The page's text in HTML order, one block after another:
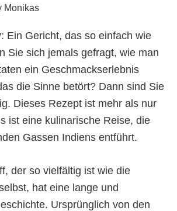
Monikas
: Ein Gericht, das so einfach wie
Sie sich jemals gefragt, wie man
ein Geschmackserlebnis
die Sinne betört? Dann sind Sie
Dieses Rezept ist mehr als nur
ist eine kulinarische Reise, die
Gassen Indiens entführt.
der so vielfältig ist wie die
hat eine lange und
Ursprünglich von den